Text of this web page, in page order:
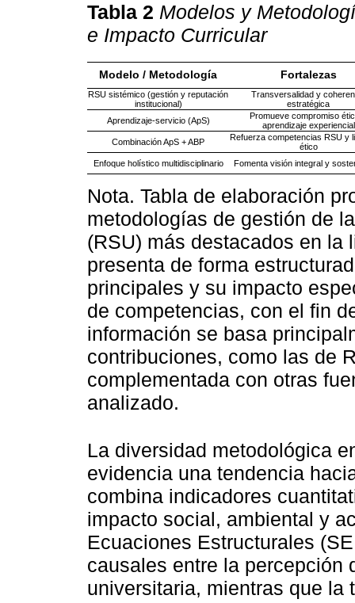
Tabla 2 Modelos y
e Impacto Curricular
Modelo / Metodología Fortalezas
RSU sistémico (gestión y reputación
institucional)
Transversalidad y
estratégica
Aprendizaje-servicio (ApS)
Promueve compromiso
aprendizaje experiencial
Combinación ApS + ABP
Refuerza competencias RSU y
ético
Enfoque holístico multidisciplinario
Fomenta visión integral y
Nota. Tabla de elaboración
metodologías de gestión de
(RSU) más destacados en la
presenta de forma
principales y su impacto
de competencias, con el fin
información se basa
contribuciones, como las de
complementada con otras
analizado.
La diversidad metodológica
evidencia una tendencia
combina indicadores
impacto social, ambiental y
Ecuaciones Estructurales
causales entre la percepción
universitaria, mientras que la